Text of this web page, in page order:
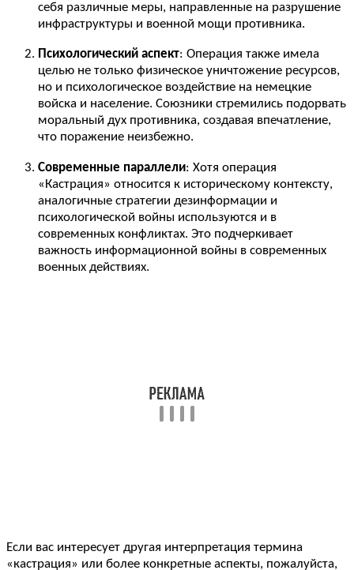
себя различные меры, направленные на разрушение
инфраструктуры и военной мощи противника.
Психологический аспект: Операция также имела
целью не только физическое уничтожение ресурсов,
но и психологическое воздействие на немецкие
войска и население. Союзники стремились подорвать
моральный дух противника, создавая впечатление,
что поражение неизбежно.
Современные параллели: Хотя операция
«Кастрация» относится к историческому контексту,
аналогичные стратегии дезинформации и
психологической войны используются и в
современных конфликтах. Это подчеркивает
важность информационной войны в современных
военных действиях.
Если вас интересует другая интерпретация термина
«кастрация» или более конкретные аспекты, пожалуйста,